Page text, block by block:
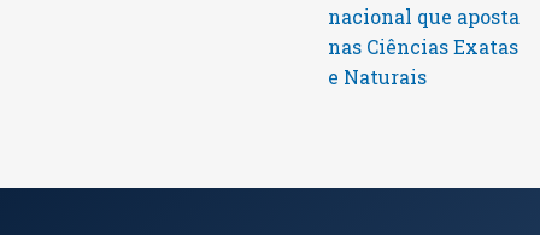
nacional que aposta
nas Ciências Exatas
e Naturais